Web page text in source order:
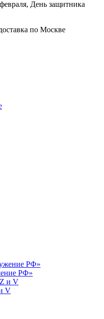
по Москве
РФ»
V